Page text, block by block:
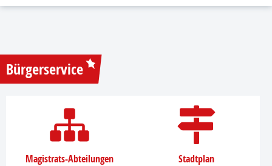
Bürgerservice
Magistrats-Abteilungen Stadtplan